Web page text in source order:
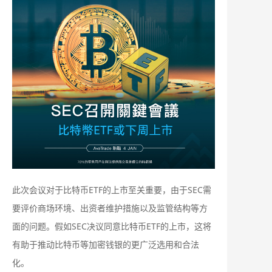
此次会议对于比特币ETF的上市至关重要，由于SEC需
要评价商场环境、出资者维护措施以及监管结构等方
面的问题。假如SEC决议同意比特币ETF的上市，这将
有助于推动比特币等加密钱银的更广泛选用和合法
化。